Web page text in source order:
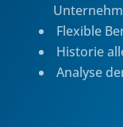
Flexible
Historie
Analyse